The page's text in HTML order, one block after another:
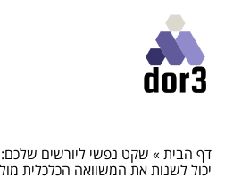
דף הבית» שקט נפשי ליורשים שלכם:
יכול לשנות את המשוואה הכלכלית